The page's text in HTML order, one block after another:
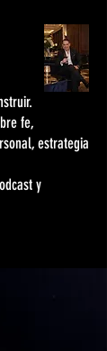
fe,
estrategia
y